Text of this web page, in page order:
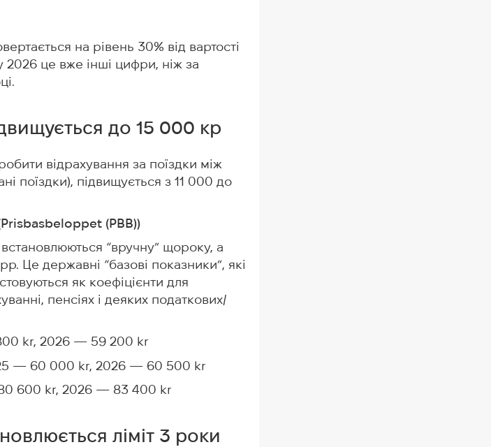
на рівень 30% від вартості
це вже інші цифри, ніж за
до 15 000 кр
відрахування за поїздки між
поїздки), підвищується з 11 000 до
(PBB))
“вручну” щороку, а
Це державні “базові показники”, які
як коефіцієнти для
пенсіях і деяких податкових/
kr, 2026 — 59 200 kr
— 60 000 kr, 2026 — 60 500 kr
600 kr, 2026 — 83 400 kr
ліміт 3 роки